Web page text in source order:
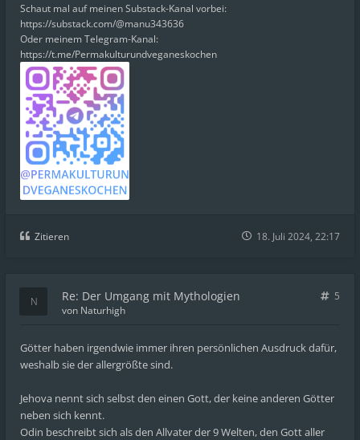
Schaut mal auf meinen Substack-Kanal vorbei:
https://substack.com/@manu343636
Oder meinem Telegram-Kanal:
https://t.me/Permakulturundveganeskochen
Zitieren 18. Juli 2024, 22:17
Re: Der Umgang mit Mythologien
5
von Naturhigh
Götter haben irgendwie immer ihren persönlichen Ausdruck dafür,
weshalb sie der allergrößte sind.
Jehova nennt sich selbst den einen Gott, der keine anderen Götter
neben sich kennt.
Odin beschreibt sich als den Allvater der 9 Welten, den Gott aller